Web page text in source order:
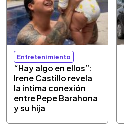
Entretenimiento
“Hay algo en ellos”:
Irene Castillo revela
la íntima conexión
entre Pepe Barahona
y su hija